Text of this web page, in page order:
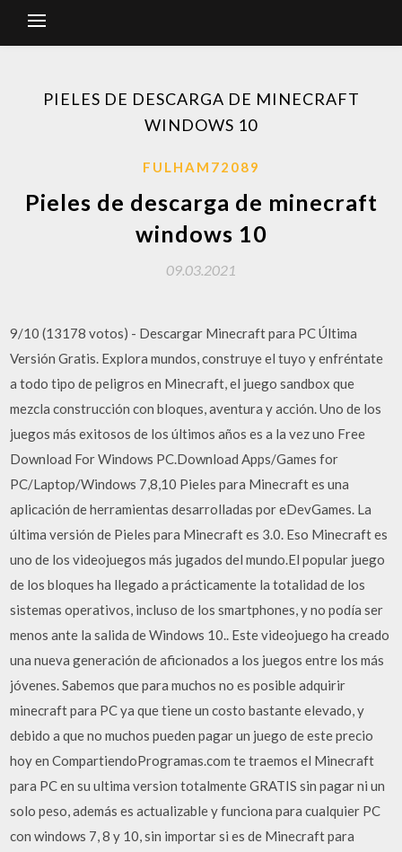
PIELES DE DESCARGA DE MINECRAFT
WINDOWS 10
FULHAM72089
Pieles de descarga de minecraft
windows 10
09.03.2021
9/10 (13178 votos) - Descargar Minecraft para PC Última
Versión Gratis. Explora mundos, construye el tuyo y enfréntate
a todo tipo de peligros en Minecraft, el juego sandbox que
mezcla construcción con bloques, aventura y acción. Uno de los
juegos más exitosos de los últimos años es a la vez uno Free
Download For Windows PC.Download Apps/Games for
PC/Laptop/Windows 7,8,10 Pieles para Minecraft es una
aplicación de herramientas desarrolladas por eDevGames. La
última versión de Pieles para Minecraft es 3.0. Eso Minecraft es
uno de los videojuegos más jugados del mundo.El popular juego
de los bloques ha llegado a prácticamente la totalidad de los
sistemas operativos, incluso de los smartphones, y no podía ser
menos ante la salida de Windows 10.. Este videojuego ha creado
una nueva generación de aficionados a los juegos entre los más
jóvenes. Sabemos que para muchos no es posible adquirir
minecraft para PC ya que tiene un costo bastante elevado, y
debido a que no muchos pueden pagar un juego de este precio
hoy en CompartiendoProgramas.com te traemos el Minecraft
para PC en su ultima version totalmente GRATIS sin pagar ni un
solo peso, además es actualizable y funciona para cualquier PC
con windows 7, 8 y 10, sin importar si es de Minecraft para